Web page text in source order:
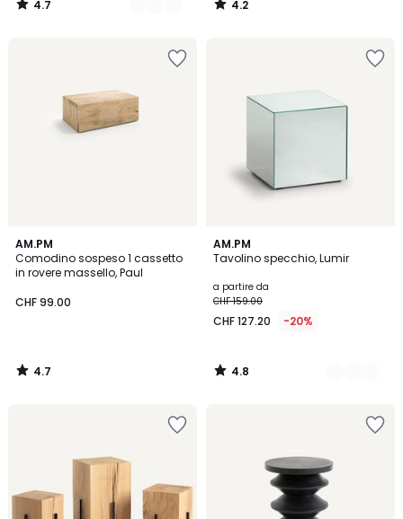
159.00
4.7
/
4.2
/
AM.PM
Comodino sospeso 1 cassetto
in rovere massello, Paul
CHF 99.00
4.7
/ 5
4.7
/
AM.PM
Tavolino specchio, Lumir
a partire da
CHF 159.00
CHF 127.20 -20%
4.8
/ 5
2
Colori
4.8
/